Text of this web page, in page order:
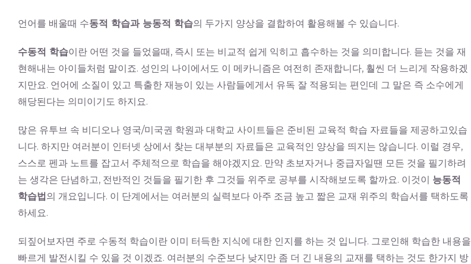
언어를 배울때 수동적 학습과 능동적 학습의 두가지 양상을 결합하여 활용해볼 수 있습니다.
수동적 학습이란 어떤 것을 들었을때, 즉시 또는 비교적 쉽게 익히고 흡수하는 것을 의미합니다. 듣는 것을 재
현해내는 아이들처럼 말이죠. 성인의 나이에서도 이 메카니즘은 여전히 존재합니다, 훨씬 더 느리게 작용하겠
지만요. 언어에 소질이 있고 특출한 재능이 있는 사람들에게서 유독 잘 적용되는 편인데 그 말은 즉 소수에게
해당된다는 의미이기도 하지요.
많은 유투브 속 비디오나 영국/미국권 학원과 대학교 사이트들은 준비된 교육적 학습 자료들을 제공하고있습
니다. 하지만 여러분이 인터넷 상에서 찾는 대부분의 자료들은 교육적인 양상을 띄지는 않습니다. 이럴 경우,
스스로 펜과 노트를 잡고서 주체적으로 학습을 해야겠지요. 만약 초보자거나 중급자일땐 모든 것을 필기하려
는 생각은 단념하고, 전반적인 것들을 필기한 후 그것들 위주로 공부를 시작해보도록 할까요. 이것이 능동적
학습법의 개요입니다. 이 단계에서는 여러분의 실력보다 아주 조금 높고 짧은 교재 위주의 학습서를 택하도록
하세요.
되짚어보자면 주로 수동적 학습이란 이미 터득한 지식에 대한 인지를 하는 것 입니다. 그로인해 학습한 내용을
빠르게 발전시킬 수 있을 것 이겠죠. 여러분의 수준보다 낮지만 좀 더 긴 내용의 교재를 택하는 것도 한가지 방